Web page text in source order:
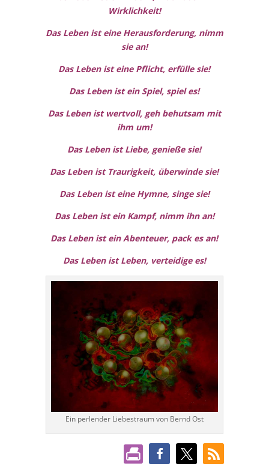
Wirklichkeit!
Das Leben ist eine Herausforderung, nimm
sie an!
Das Leben ist eine Pflicht, erfülle sie!
Das Leben ist ein Spiel, spiel es!
Das Leben ist wertvoll, geh behutsam mit
ihm um!
Das Leben ist Liebe, genieße sie!
Das Leben ist Traurigkeit, überwinde sie!
Das Leben ist eine Hymne, singe sie!
Das Leben ist ein Kampf, nimm ihn an!
Das Leben ist ein Abenteuer, pack es an!
Das Leben ist Leben, verteidige es!
Ein perlender Liebestraum von Bernd Ost